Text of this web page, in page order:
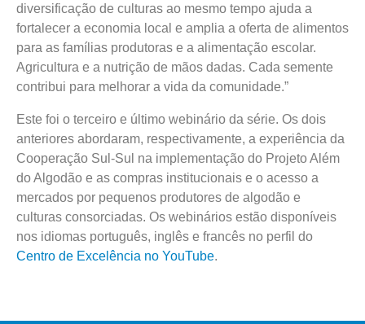
diversificação de culturas ao mesmo tempo ajuda a
fortalecer a economia local e amplia a oferta de alimentos
para as famílias produtoras e a alimentação escolar.
Agricultura e a nutrição de mãos dadas. Cada semente
contribui para melhorar a vida da comunidade.”
Este foi o terceiro e último webinário da série. Os dois
anteriores abordaram, respectivamente, a experiência da
Cooperação Sul-Sul na implementação do Projeto Além
do Algodão e as compras institucionais e o acesso a
mercados por pequenos produtores de algodão e
culturas consorciadas. Os webinários estão disponíveis
nos idiomas português, inglês e francês no perfil do
Centro de Excelência no YouTube.